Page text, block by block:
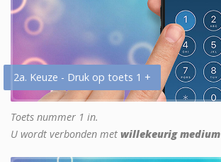
2a. Keuze - Druk op toets 1 +
Toets nummer 1 in.
U wordt verbonden met willekeurig medium